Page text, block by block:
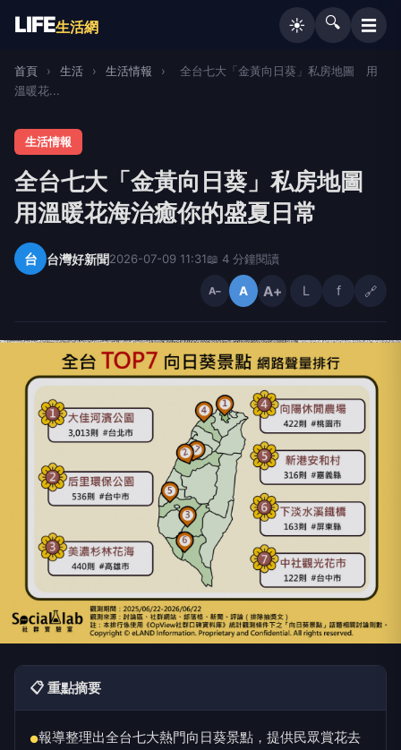
LIFE生活網 ☀️ 🔍 ☰
首頁 › 生活 › 生活情報 ›
全台七大「金黃向日葵」私房地圖 用
溫暖花...
生活情報
全台七大「金黃向日葵」私房地圖
用溫暖花海治癒你的盛夏日常
台 台灣好新聞2026-07-09 11:31📖 4 分鐘閱讀
A− A A+ L f 🔗
📋 重點摘要
●報導整理出全台七大熱門向日葵景點，提供民眾賞花去